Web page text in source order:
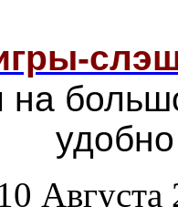
на
Августа